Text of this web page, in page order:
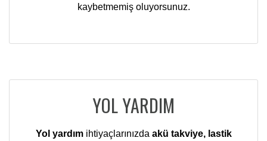
kaybetmemiş oluyorsunuz.
YOL YARDIM
Yol yardımihtiyaçlarınızda akü takviye, lastik